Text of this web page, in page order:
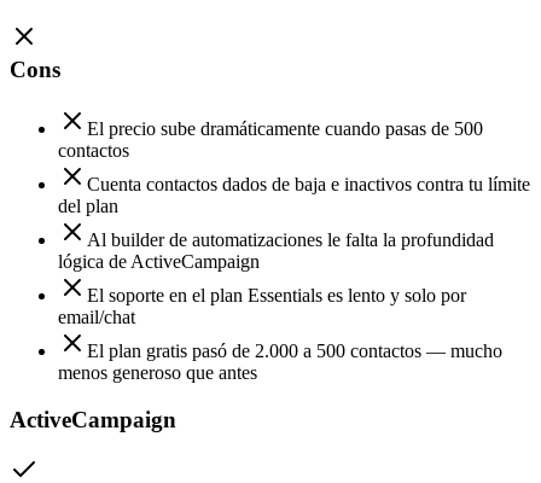
Cons
El precio sube dramáticamente cuando pasas de 500
contactos
Cuenta contactos dados de baja e inactivos contra tu límite
del plan
Al builder de automatizaciones le falta la profundidad
lógica de ActiveCampaign
El soporte en el plan Essentials es lento y solo por
email/chat
El plan gratis pasó de 2.000 a 500 contactos — mucho
menos generoso que antes
ActiveCampaign